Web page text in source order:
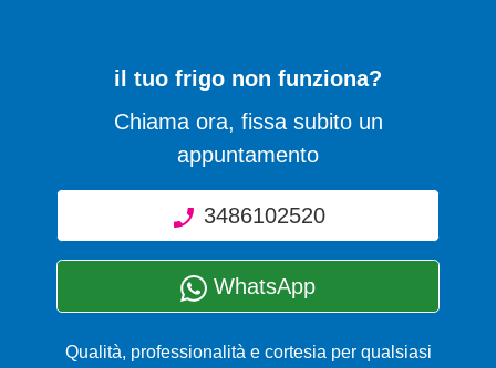
il tuo frigo non funziona?
Chiama ora, fissa subito un
appuntamento
3486102520
WhatsApp
Qualità, professionalità e cortesia per qualsiasi